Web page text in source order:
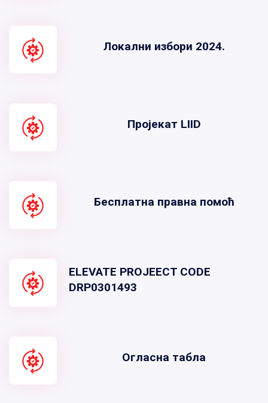
Локални избори 2024.
Пројекат LIID
Бесплатна правна помоћ
ELEVATE PROJEECT CODE
DRP0301493
Огласна табла